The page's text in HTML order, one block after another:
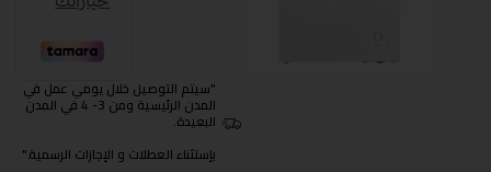
"سيتم التوصيل خلال يومي عمل في
المدن الرئيسية ومن 3- 4 في المدن
البعيدة.
بإستثناء العطلات و الإجازات الرسمية."